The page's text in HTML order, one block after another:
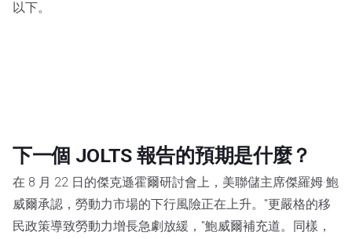
以下。
下一個 JOLTS 報告的預期是什麼？
在 8 月 22 日的傑克遜霍爾研討會上，美聯儲主席傑羅姆·鮑
威爾承認，勞動力市場的下行風險正在上升。"更嚴格的移
民政策導致勞動力增長急劇放緩，"鮑威爾補充道。同樣，